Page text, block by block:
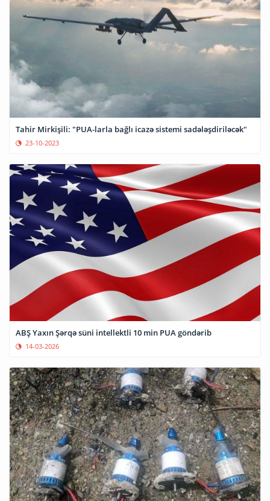
Tahir Mirkişili: "PUA-larla bağlı icazə sistemi sadələşdiriləcək"
23-10-2023
ABŞ Yaxın Şərqə süni intellektli 10 min PUA göndərib
14-03-2026